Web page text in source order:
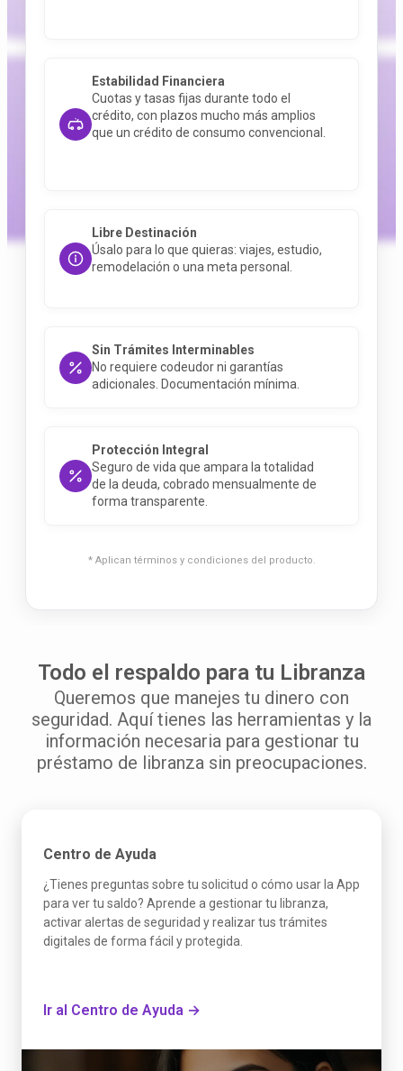
Estabilidad Financiera
Cuotas y tasas fijas durante todo el
crédito, con plazos mucho más amplios
que un crédito de consumo convencional
Libre Destinación
Úsalo para lo que quieras: viajes, estudio,
remodelación o una meta personal
Sin Trámites Interminables
No requiere codeudor ni garantías
adicionales. Documentación mínima
Protección Integral
Seguro de vida que ampara la totalidad
de la deuda, cobrado mensualmente de
forma transparente
* Aplican términos y condiciones del producto.
Todo el respaldo para tu Libranza
Queremos que manejes tu dinero con
seguridad. Aquí tienes las herramientas y la
información necesaria para gestionar tu
préstamo de libranza sin preocupaciones.
Centro de Ayuda
¿Tienes preguntas sobre tu solicitud o cómo usar la App
para ver tu saldo? Aprende a gestionar tu libranza,
activar alertas de seguridad y realizar tus trámites
digitales de forma fácil y protegida.
Ir al Centro de Ayuda →